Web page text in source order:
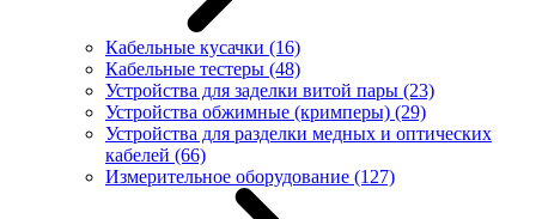
Кабельные кусачки (16)
Кабельные тестеры (48)
Устройства для заделки витой пары (23)
Устройства обжимные (кримперы) (29)
Устройства для разделки медных и оптических
кабелей (66)
Измерительное оборудование (127)